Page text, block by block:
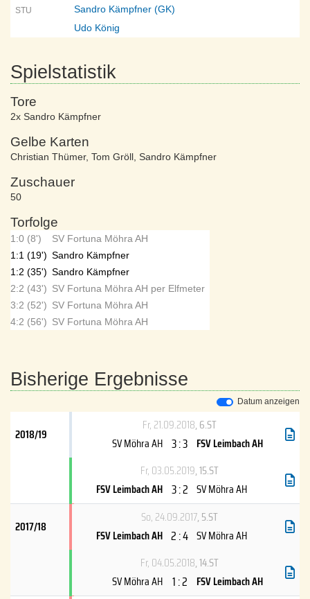
STU
Sandro Kämpfner (GK)
Udo König
Spielstatistik
Tore
2x Sandro Kämpfner
Gelbe Karten
Christian Thümer, Tom Gröll Sandro Kämpfner
Zuschauer
50
Torfolge
1:0 (8')
SV Fortuna Möhra AH
1:1 (19') Sandro Kämpfner
1:2 (35') Sandro Kämpfner
2:2 (43') SV Fortuna Möhra AH per Elfmeter
3:2 (52') SV Fortuna Möhra AH
4:2 (56') SV Fortuna Möhra AH
Bisherige Ergebnisse
Datum anzeigen
2018/19
Fr, 21.09.2018, 6.ST
SV Möhra AH 3 : 3 FSV Leimbach AH
Fr, 03.05.2019, 15.ST
FSV Leimbach AH 3 : 2 SV Möhra AH
2017/18
So, 24.09.2017, 5.ST
FSV Leimbach AH 2 : 4 SV Möhra AH
Fr, 04.05.2018, 14.ST
SV Möhra AH 1 : 2 FSV Leimbach AH